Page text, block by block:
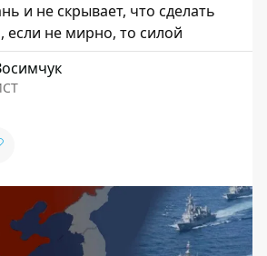
и не скрывает, что сделать
если не мирно, то силой